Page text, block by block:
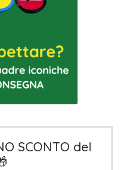
SCONTO del